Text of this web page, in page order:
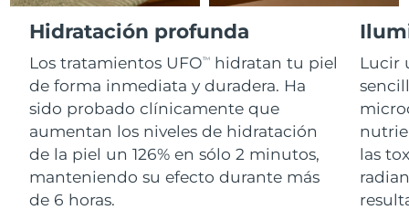
Hidratación profunda
Los tratamientos UFOTM
hidratan tu piel
de forma inmediata y duradera. Ha
sido probado clínicamente que
aumentan los niveles de hidratación
de la piel un 126% en sólo 2 minutos,
manteniendo su efecto durante más
de 6 horas.
Lucir
las
For healthy hair
Cosméticos Hombres
Comprar todo
Israel Entrega prevista 8/13/26
Italia Entrega prevista 8/9/26
Japón Entrega prevista 8/12/26
Jersey Entrega prevista 8/14/26
Kazajistán 8/11/26